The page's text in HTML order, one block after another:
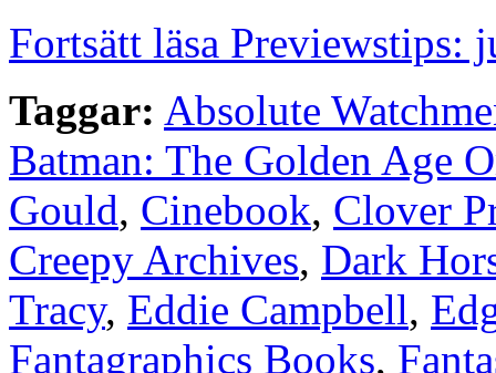
Fortsätt läsa Previewstips:
Taggar: Absolute
Batman: The Golden Age
Gould, Cinebook, Clover
Creepy Archives, Dark
Tracy, Eddie Campbell,
Fantagraphics Books,